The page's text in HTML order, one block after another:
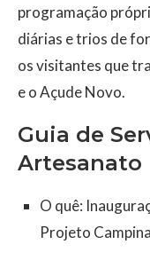
programação
diárias e trios de
os visitantes que
e o Açude Novo.
Guia de
Artesanato
O quê:
Projeto